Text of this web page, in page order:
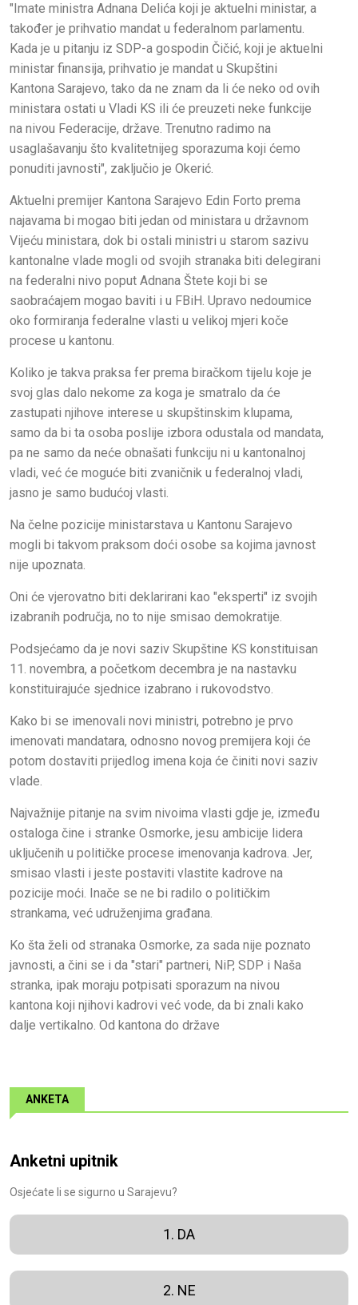
"Imate ministra Adnana Delića koji je aktuelni ministar, a
također je prihvatio mandat u federalnom parlamentu.
Kada je u pitanju iz SDP-a gospodin Čičić, koji je aktuelni
ministar finansija, prihvatio je mandat u Skupštini
Kantona Sarajevo, tako da ne znam da li će neko od ovih
ministara ostati u Vladi KS ili će preuzeti neke funkcije
na nivou Federacije, države. Trenutno radimo na
usaglašavanju što kvalitetnijeg sporazuma koji ćemo
ponuditi javnosti", zaključio je Okerić.
Aktuelni premijer Kantona Sarajevo Edin Forto prema
najavama bi mogao biti jedan od ministara u državnom
Vijeću ministara, dok bi ostali ministri u starom sazivu
kantonalne vlade mogli od svojih stranaka biti delegirani
na federalni nivo poput Adnana Štete koji bi se
saobraćajem mogao baviti i u FBiH. Upravo nedoumice
oko formiranja federalne vlasti u velikoj mjeri koče
procese u kantonu.
Koliko je takva praksa fer prema biračkom tijelu koje je
svoj glas dalo nekome za koga je smatralo da će
zastupati njihove interese u skupštinskim klupama,
samo da bi ta osoba poslije izbora odustala od mandata,
pa ne samo da neće obnašati funkciju ni u kantonalnoj
vladi, već će moguće biti zvaničnik u federalnoj vladi,
jasno je samo budućoj vlasti.
Na čelne pozicije ministarstava u Kantonu Sarajevo
mogli bi takvom praksom doći osobe sa kojima javnost
nije upoznata.
Oni će vjerovatno biti deklarirani kao "eksperti" iz svojih
izabranih područja, no to nije smisao demokratije.
Podsjećamo da je novi saziv Skupštine KS konstituisan
11. novembra, a početkom decembra je na nastavku
konstituirajuće sjednice izabrano i rukovodstvo.
Kako bi se imenovali novi ministri, potrebno je prvo
imenovati mandatara, odnosno novog premijera koji će
potom dostaviti prijedlog imena koja će činiti novi saziv
vlade.
Najvažnije pitanje na svim nivoima vlasti gdje je, između
ostaloga čine i stranke Osmorke, jesu ambicije lidera
uključenih u političke procese imenovanja kadrova. Jer,
smisao vlasti i jeste postaviti vlastite kadrove na
pozicije moći. Inače se ne bi radilo o političkim
strankama, već udruženjima građana.
Ko šta želi od stranaka Osmorke, za sada nije poznato
javnosti, a čini se i da "stari" partneri, NiP, SDP i Naša
stranka, ipak moraju potpisati sporazum na nivou
kantona koji njihovi kadrovi već vode, da bi znali kako
dalje vertikalno. Od kantona do države
ANKETA
Anketni upitnik
Osjećate li se sigurno u Sarajevu?
1. DA
2. NE